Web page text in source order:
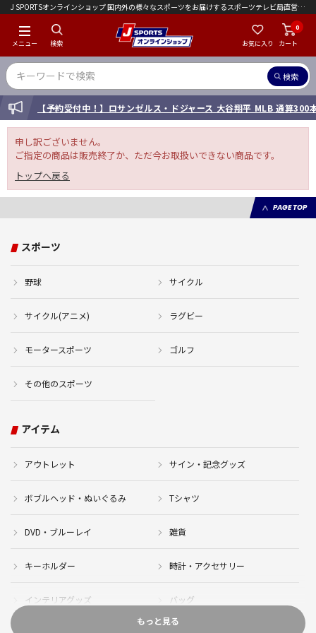
J SPORTSオンラインショップ 国内外の様々なスポーツをお届けするスポーツテレビ局直営店｜会員限定初回ご注文送料無料キャンペーン実施中！
メニュー 検索 お気に入り カート
0
検索
INFORMATION【予約受付中！】ロサンゼルス・ドジャース 大谷翔平 MLB 通算300
申し訳ございません。
ご指定の商品は販売終了か、ただ今お取扱いできない商品です。
トップへ戻る
PAGE TOP
スポーツ
野球 サイクル
サイクル(アニメ) ラグビー
モータースポーツ ゴルフ
その他のスポーツ
アイテム
アウトレット サイン・記念グッズ
ボブルヘッド・ぬいぐるみ Tシャツ
DVD・ブルーレイ 雑貨
キーホルダー 時計・アクセサリー
インテリアグッズ バッグ
もっと見る